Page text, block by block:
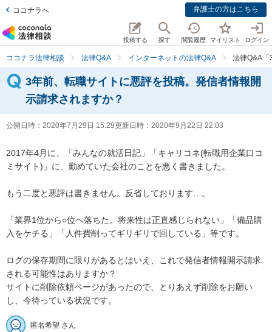
ココナラへ 弁護士の方はこちら
投稿する 探す 閲覧履歴 マイリスト ログイン
ココナラ法律相談 法律Q&A インターネットの法律Q&A 法律Q&A
3年前、転職サイトに悪評を投稿。発信者情報開
示請求されますか？
公開日時： 2020年7月29日 15:29更新日時： 2020年9月22日 22:03
2017年4月に、「みんなの就活日記」「キャリコネ(転職用企業口コ
ミサイト)」に、勤めていた会社のことを悪く書きました。
もう二度と悪評は書きません。反省しております…。
「業界1位から○位へ落ちた。将来性は正直感じられない」「備品購
入をケチる」「人件費削ってギリギリで回している」等です。
ログの保存期間に限りがあるとはいえ、これで発信者情報開示請求
される可能性はありますか？
サイトに削除依頼ページがあったので、とりあえず削除をお願い
し、今待っている状況です。
匿名希望 さん